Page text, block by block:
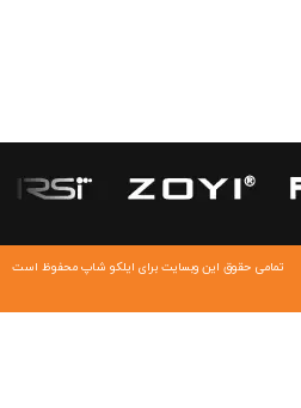
تمامی حقوق این وبسایت برای ایلکو شاپ محفوظ است